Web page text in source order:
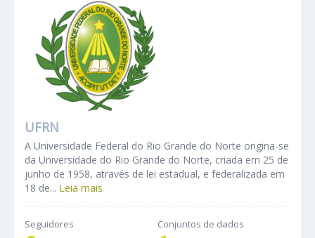
UFRN
A Universidade Federal do Rio Grande do Norte origina-se
da Universidade do Rio Grande do Norte, criada em 25 de
junho de 1958, através de lei estadual, e federalizada em
18 de... Leia mais
Seguidores Conjuntos de dados